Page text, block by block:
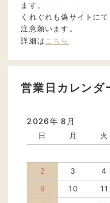
ます。
くれぐれも偽サイトに
注意願います。
詳細は こちら
営業日カレンダ
2026年 8月
日 月 火
2
3 4
9
10 11